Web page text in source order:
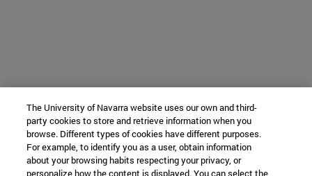
The University of Navarra website uses our own and third-
party cookies to store and retrieve information when you
browse. Different types of cookies have different purposes.
For example, to identify you as a user, obtain information
about your browsing habits respecting your privacy, or
personalize how the content is displayed. You can select the